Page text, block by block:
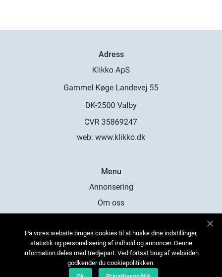
Adress
web: www.klikko.dk
Menu
Annonsering
Om oss
Kontakta oss
Sitemap
På vores website bruges cookies til at huske dine indstillinger,
statistik og personalisering af indhold og annoncer. Denne
information deles med tredjepart. Ved fortsat brug af websiden
godkender du cookiepolitikken.